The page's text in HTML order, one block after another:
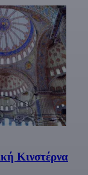
Κινστέρνα